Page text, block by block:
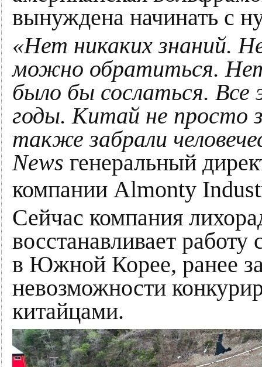
вынуждена начинать с
«Нет никаких знаний.
можно обратиться.
было бы сослаться. Все
годы. Китай не просто
также забрали
News генеральный
компании Almonty
Сейчас компания
восстанавливает
в Южной Корее, ранее
невозможности
китайцами.